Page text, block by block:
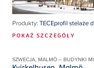
Produkty: TECEprofil stelaże
POKAŻ SZCZEGÓŁY
SZWECJA, MALMÖ – BUDYNKI